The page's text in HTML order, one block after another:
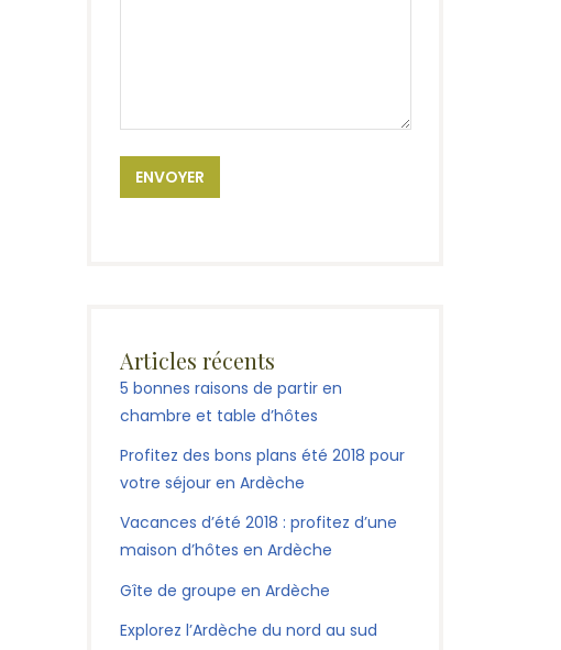
Articles récents
5 bonnes raisons de partir en
chambre et table d’hôtes
Profitez des bons plans été 2018 pour
votre séjour en Ardèche
Vacances d’été 2018 : profitez d’une
maison d’hôtes en Ardèche
Gîte de groupe en Ardèche
Explorez l’Ardèche du nord au sud